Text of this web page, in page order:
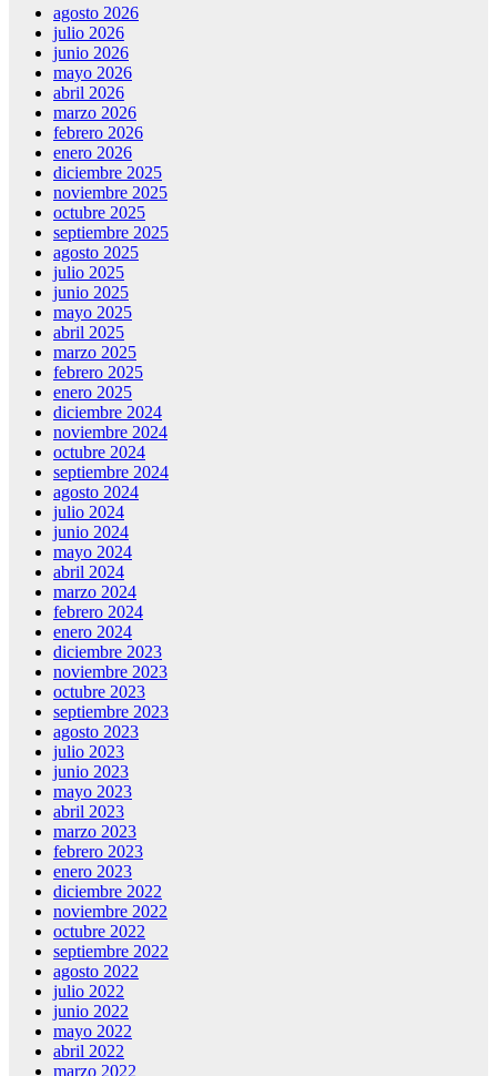
agosto 2026
julio 2026
junio 2026
mayo 2026
abril 2026
marzo 2026
febrero 2026
enero 2026
diciembre 2025
noviembre 2025
octubre 2025
septiembre 2025
agosto 2025
julio 2025
junio 2025
mayo 2025
abril 2025
marzo 2025
febrero 2025
enero 2025
diciembre 2024
noviembre 2024
octubre 2024
septiembre 2024
agosto 2024
julio 2024
junio 2024
mayo 2024
abril 2024
marzo 2024
febrero 2024
enero 2024
diciembre 2023
noviembre 2023
octubre 2023
septiembre 2023
agosto 2023
julio 2023
junio 2023
mayo 2023
abril 2023
marzo 2023
febrero 2023
enero 2023
diciembre 2022
noviembre 2022
octubre 2022
septiembre 2022
agosto 2022
julio 2022
junio 2022
mayo 2022
abril 2022
marzo 2022